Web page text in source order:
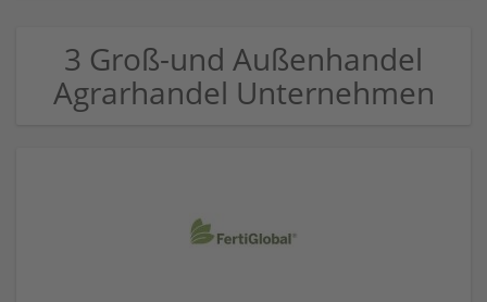
3 Groß-und Außenhandel
Agrarhandel Unternehmen